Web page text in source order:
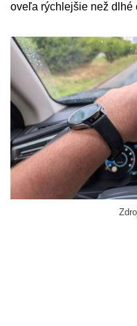
oveľa rýchlejšie než dlhé